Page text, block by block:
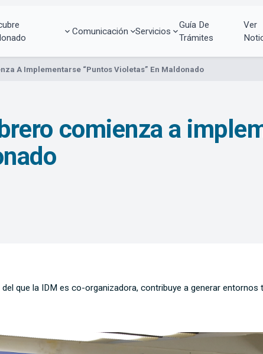
Comunicación Servicios
Guía De
Trámites
Ver
A Implementarse “Puntos Violetas” En Maldonado
comienza a
que la IDM es co-organizadora, contribuye a generar